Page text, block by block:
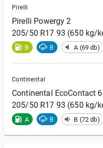
Pirelli
Pirelli Powergy 2
205/50 R17 93 (650 kg/
B B A (69 db)
Continental
Continental EcoContact 6
205/50 R17 93 (650 kg/
A B B (72 db)